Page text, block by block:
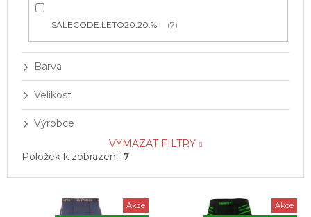
SALECODE:LETO20:20:% 7
Barva
Velikost
Výrobce
VYMAZAT FILTRY
Položek k zobrazení: 7
Akce
Akce